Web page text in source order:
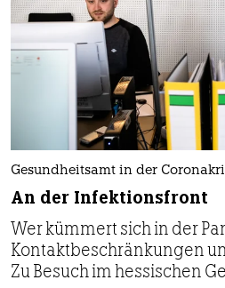
Gesundheitsamt in der
An der Infektionsfront
Wer kümmert sich in der
Kontaktbeschränkungen
Zu Besuch im hessischen